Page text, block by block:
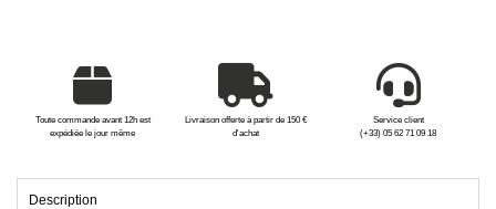
Toute commande avant 12h est
expédiée le jour même
Livraison offerte à partir de 150 €
d'achat
Service client
(+33) 05 62 71 09 18
Description